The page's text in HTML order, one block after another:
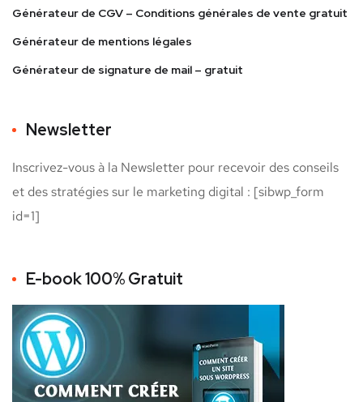
Générateur de CGV – Conditions générales de vente gratuit
Générateur de mentions légales
Générateur de signature de mail – gratuit
Newsletter
Inscrivez-vous à la Newsletter pour recevoir des conseils
et des stratégies sur le marketing digital : [sibwp_form
id=1]
E-book 100% Gratuit